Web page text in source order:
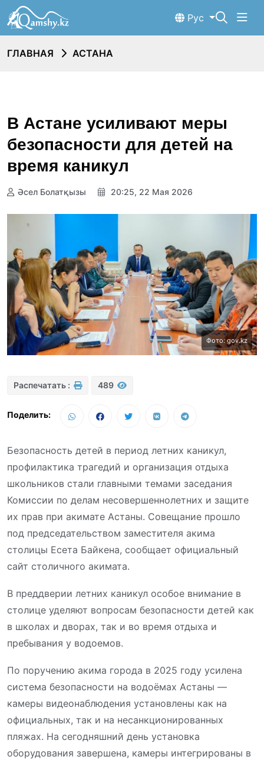
Рус
ГЛАВНАЯ АСТАНА
В Астане усиливают меры
безопасности для детей на
время каникул
Әсел Болатқызы 20:25, 22 Мая 2026
Фото: gov.kz
Распечатать : 489
Поделить:
Безопасность детей в период летних каникул,
профилактика трагедий и организация отдыха
школьников стали главными темами заседания
Комиссии по делам несовершеннолетних и защите
их прав при акимате Астаны. Совещание прошло
под председательством заместителя акима
столицы Есета Байкена, сообщает официальный
сайт столичного акимата.
В преддверии летних каникул особое внимание в
столице уделяют вопросам безопасности детей как
в школах и дворах, так и во время отдыха и
пребывания у водоемов.
По поручению акима города в 2025 году усилена
система безопасности на водоёмах Астаны —
камеры видеонаблюдения установлены как на
официальных, так и на несанкционированных
пляжах. На сегодняшний день установка
оборудования завершена, камеры интегрированы в